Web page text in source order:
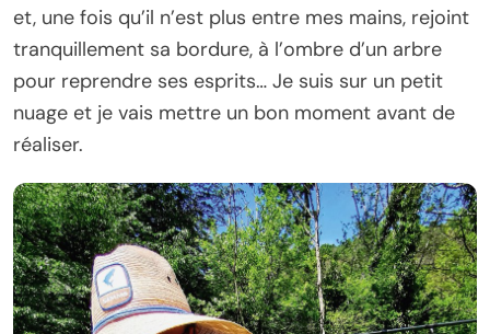
et, une fois qu’il n’est plus entre mes mains, rejoint
tranquillement sa bordure, à l’ombre d’un arbre
pour reprendre ses esprits… Je suis sur un petit
nuage et je vais mettre un bon moment avant de
réaliser.